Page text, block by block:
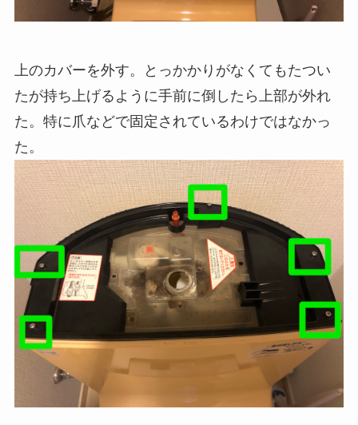
上のカバーを外す。とっかかりがなくてもたつい
たが持ち上げるように手前に倒したら上部が外れ
た。特に爪などで固定されているわけではなかっ
た。